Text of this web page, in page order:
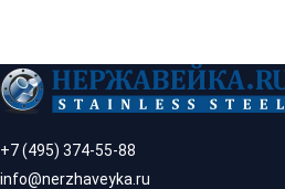
+7 (495) 374-55-88
info@nerzhaveyka.ru